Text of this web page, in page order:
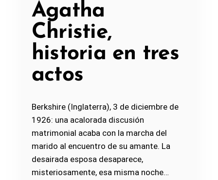
Agatha
Christie,
historia en tres
actos
Berkshire (Inglaterra), 3 de diciembre de
1926: una acalorada discusión
matrimonial acaba con la marcha del
marido al encuentro de su amante. La
desairada esposa desaparece,
misteriosamente, esa misma noche…